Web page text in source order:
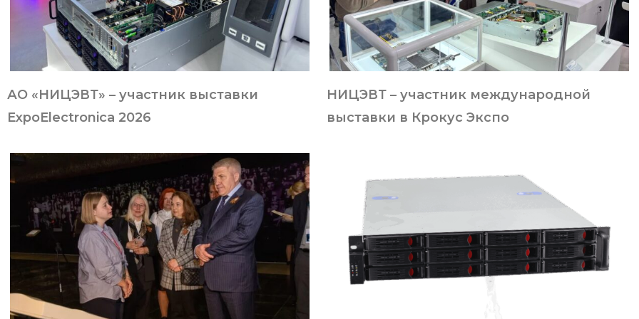
АО «НИЦЭВТ» – участник выставки
ExpoElectronica 2026
НИЦЭВТ – участник международной
выставки в Крокус Экспо